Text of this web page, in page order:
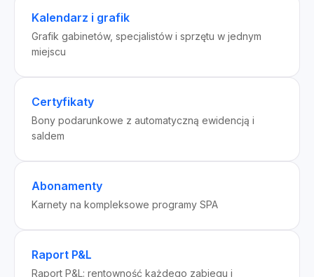
Kalendarz i grafik
Grafik gabinetów, specjalistów i sprzętu w jednym
miejscu
Certyfikaty
Bony podarunkowe z automatyczną ewidencją i
saldem
Abonamenty
Karnety na kompleksowe programy SPA
Raport P&L
Raport P&L: rentowność każdego zabiegu i